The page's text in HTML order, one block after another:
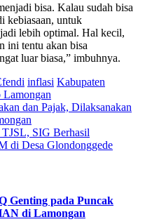
bisa. Kalau sudah bisa
kebiasaan, untuk
lebih optimal. Hal kecil,
ini tentu akan bisa
luar biasa,” imbuhnya.
inflasi Kabupaten
Lamongan
dan Pajak, Dilaksanakan
SIG Berhasil
di Desa Glondonggede
Genting pada Puncak
di Lamongan